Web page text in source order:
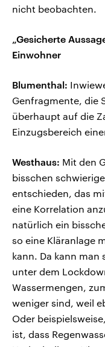
nicht beobachten.
„Gesicherte
Einwohner
Blumenthal:
Genfragmente, die
überhaupt auf die
Einzugsbereich
Westhaus: Mit den
bisschen
entschieden, das
eine Korrelation
natürlich ein
so eine Kläranlage
kann. Da kann
unter dem
Wassermengen,
weniger sind, weil
Oder
ist, dass